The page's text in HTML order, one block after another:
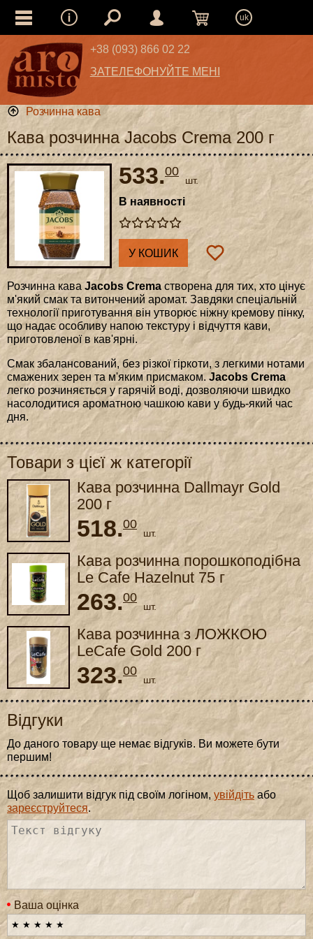
uk
+38 (093) 866 02 22
ЗАТЕЛЕФОНУЙТЕ МЕНІ
Розчинна кава
Кава розчинна Jacobs Crema 200 г
533.00
шт.
В наявності
У КОШИК
Розчинна кава Jacobs Crema створена для тих, хто цінує
м'який смак та витончений аромат. Завдяки спеціальній
технології приготування він утворює ніжну кремову пінку,
що надає особливу напою текстуру і відчуття кави,
приготовленої в кав'ярні.
Смак збалансований, без різкої гіркоти, з легкими нотами
смажених зерен та м'яким присмаком.Jacobs Crema
легко розчиняється у гарячій воді, дозволяючи швидко
насолодитися ароматною чашкою кави у будь-який час
дня.
Товари з цієї ж категорії
Кава розчинна Dallmayr Gold
200 г
518.00
шт.
Кава розчинна порошкоподібна
Le Cafe Hazelnut 75 г
263.00
шт.
Кава розчинна з ЛОЖКОЮ
LeCafe Gold 200 г
323.00
шт.
Відгуки
До даного товару ще немає відгуків. Ви можете бути
першим!
Щоб залишити відгук під своїм логіном, увійдітьабо
зареєструйтеся.
Ваша оцінка